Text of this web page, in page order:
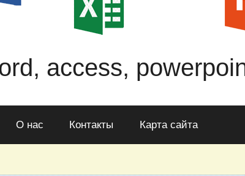
access,
О нас Контакты Карта сайта